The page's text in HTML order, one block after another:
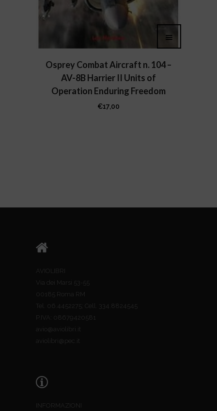
Osprey Combat Aircraft n. 104 –
AV-8B Harrier II Units of
Operation Enduring Freedom
€17,00
AVIOLIBRI
Via dei Marsi 53-55
00185 Roma RM
Tel. 06.4452275; Cell. 334.8824545
P.IVA: 08679420581
avio@aviolibri.it
aviolibri@pec.it
INFORMAZIONI